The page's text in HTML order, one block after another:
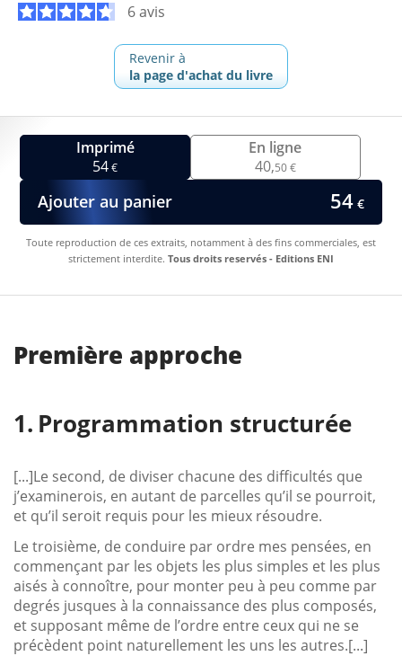
6 avis
Revenir à
la page d'achat du livre
Imprimé
54€
En ligne
40,50 €
Ajouter au panier 54€
Toute reproduction de ces extraits, notamment à des fins commerciales, est
strictement interdite. Tous droits reservés - Editions ENI
Première approche
Programmation structurée
[...]Le second, de diviser chacune des difficultés que
j’examinerois, en autant de parcelles qu’il se pourroit,
et qu’il seroit requis pour les mieux résoudre.
Le troisième, de conduire par ordre mes pensées, en
commençant par les objets les plus simples et les plus
aisés à connoître, pour monter peu à peu comme par
degrés jusques à la connaissance des plus composés,
et supposant même de l’ordre entre ceux qui ne se
précèdent point naturellement les uns les autres.[...]